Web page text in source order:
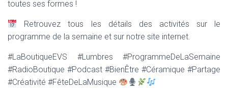
toutes ses formes !
Retrouvez tous les détails des activités sur le
programme de la semaine et sur notre site internet.
#LaBoutiqueEVS #Lumbres #ProgrammeDeLaSemaine
#RadioBoutique #Podcast #BienÊtre #Céramique #Partage
#Créativité #FêteDeLaMusique